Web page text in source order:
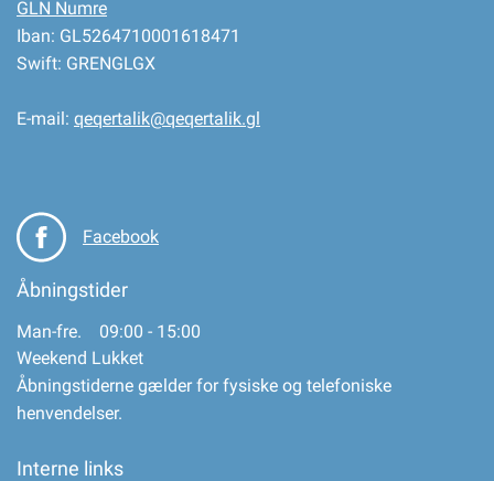
GLN Numre
Iban: GL5264710001618471
Swift: GRENGLGX
E-mail: qeqertalik@qeqertalik.gl
Facebook
Åbningstider
Man-fre. 09:00 - 15:00
Weekend Lukket
Åbningstiderne gælder for fysiske og telefoniske
henvendelser.
Interne links